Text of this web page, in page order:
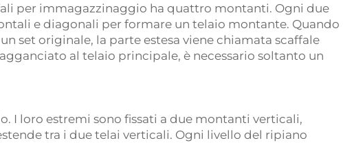
per immagazzinaggio ha quattro montanti. Ogni due
e diagonali per formare un telaio montante. Quando
set originale, la parte estesa viene chiamata scaffale
al telaio principale, è necessario soltanto un
I loro estremi sono fissati a due montanti verticali,
tra i due telai verticali. Ogni livello del ripiano